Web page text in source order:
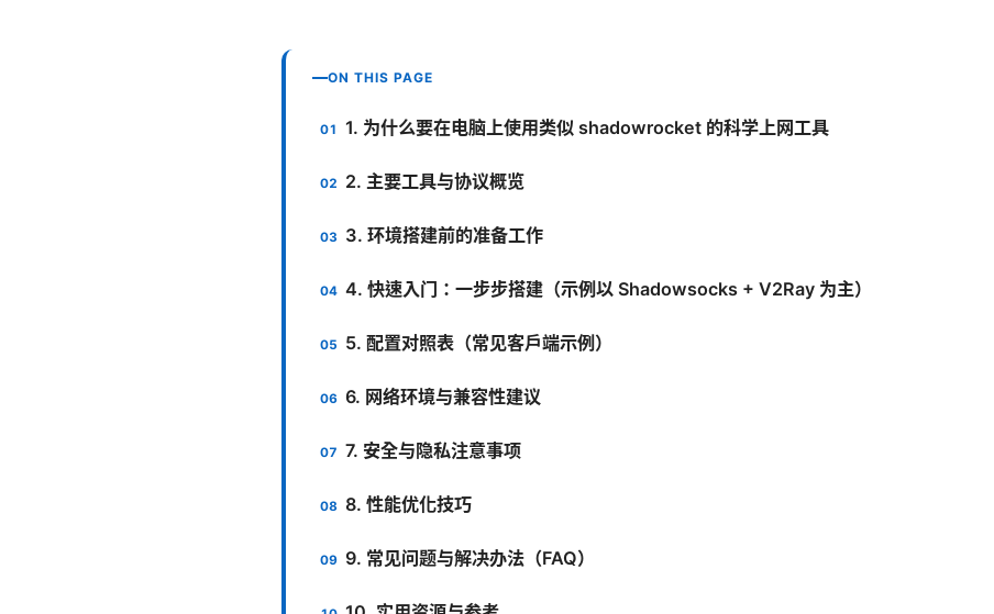
ON THIS PAGE
1. 为什么要在电脑上使用类似 shadowrocket 的科学上网工具
2. 主要工具与协议概览
3. 环境搭建前的准备工作
4. 快速入门：一步步搭建（示例以 Shadowsocks + V2Ray 为主）
5. 配置对照表（常见客户端示例）
6. 网络环境与兼容性建议
7. 安全与隐私注意事项
8. 性能优化技巧
9. 常见问题与解决办法（FAQ）